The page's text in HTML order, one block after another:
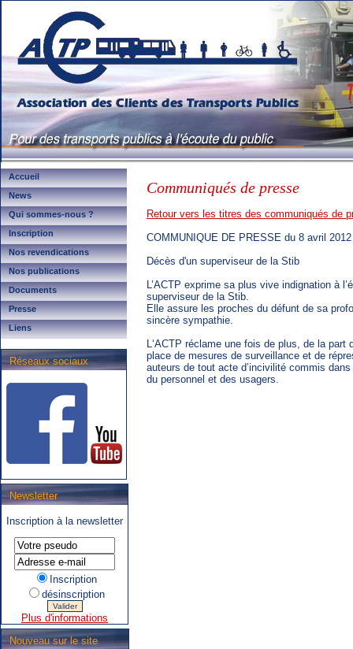
Accueil
News
Qui sommes-nous ?
Inscription
Nos revendications
Nos publications
Documents
Presse
Liens
Réseaux sociaux
Newsletter
Inscription à la newsletter
Inscription
désinscription
Plus d'informations
Nouveau sur le site
.SNCB - TEC : Système de
Communiqués de presse
Retour vers les titres des communiqués de
COMMUNIQUE DE PRESSE du 8 avril 2012
Décès d'un superviseur de la Stib
L’ACTP exprime sa plus vive indignation à
superviseur de la Stib.
Elle assure les proches du défunt de sa
sincère sympathie.
L‘ACTP réclame une fois de plus, de la
place de mesures de surveillance et de
auteurs de tout acte d’incivilité commis
du personnel et des usagers.